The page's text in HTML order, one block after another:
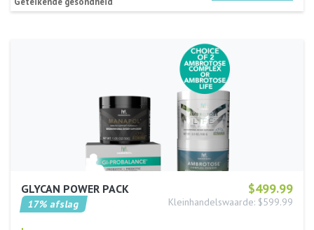
$499.99
GLYCAN POWER PACK
Kleinhandelswaarde: $599.99
17% afslag